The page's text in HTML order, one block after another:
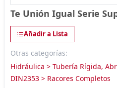
Te Unión Igual Serie
Añadir a Lista
Otras categorías:
Hidráulica > Tubería Rígida,
DIN2353 > Racores Completos